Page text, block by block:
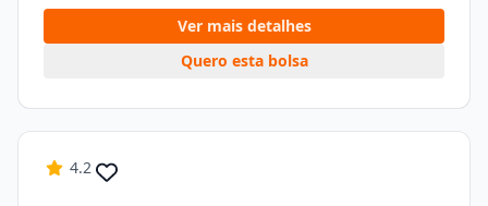
Ver mais detalhes
Quero esta bolsa
4.2